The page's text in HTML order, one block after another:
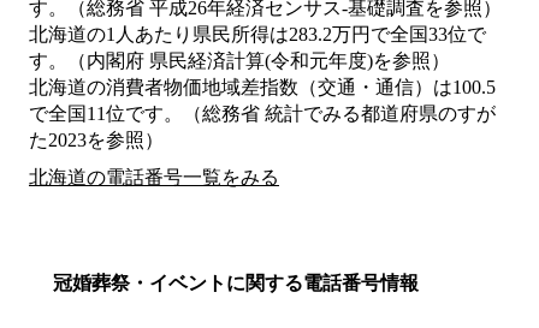
す。（総務省 平成26年経済センサス‐基礎調査を参照）
北海道の1人あたり県民所得は283.2万円で全国33位で
す。（内閣府 県民経済計算(令和元年度)を参照）
北海道の消費者物価地域差指数（交通・通信）は100.5
で全国11位です。（総務省 統計でみる都道府県のすが
た2023を参照）
北海道の電話番号一覧をみる
冠婚葬祭・イベントに関する電話番号情報